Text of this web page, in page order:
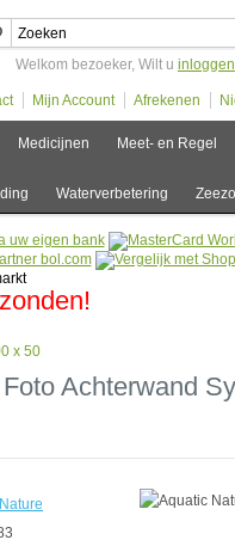
Welkom bezoeker, Wilt u inloggen
Mijn Account Afrekenen
Medicijnen Meet- en Regel
Waterverbetering
x 50
Achterwand